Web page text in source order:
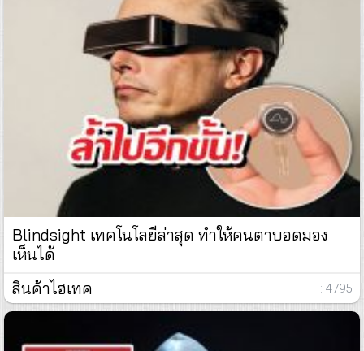
Blindsight เทคโนโลยีล่าสุด ทำให้คนตาบอดมอง
เห็นได้
สินค้าไฮเทค
: 4795